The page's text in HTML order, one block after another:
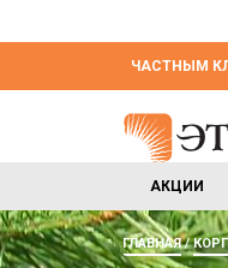
ЧАСТНЫМ
АКЦИИ
ГЛАВНАЯ